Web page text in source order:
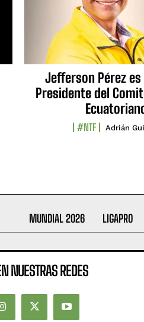
Jefferson Pérez
Presidente del
#NTF Adrián
MUNDIAL 2026 LIGAPRO
NUESTRAS REDES